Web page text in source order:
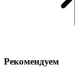
Рекомендуем